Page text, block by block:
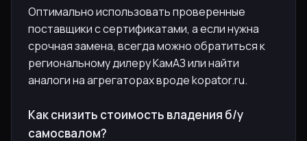
Оптимально использовать проверенные
поставщики с сертификатами, а если нужна
срочная замена, всегда можно обратиться к
региональному дилеру КамАЗ или найти
аналоги на агрегаторах вроде kopator.ru.
Как снизить стоимость владения б/у
самосвалом?